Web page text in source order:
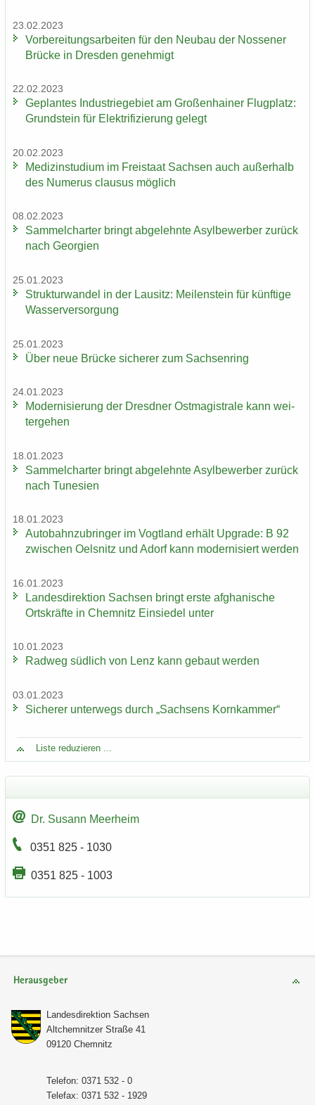
23.02.2023
Vor­be­rei­tungs­ar­bei­ten für den Neu­bau der Nos­se­ner
Brü­cke in Dres­den ge­neh­migt
22.02.2023
Ge­plan­tes In­dus­trie­ge­biet am Gro­ßen­hai­ner Flug­platz:
Grund­stein für Elek­tri­fi­zie­rung ge­legt
20.02.2023
Me­di­zin­stu­di­um im Frei­staat Sach­sen auch au­ßer­halb
des Nu­me­rus clau­sus mög­lich
08.02.2023
Sam­mel­char­ter bringt ab­ge­lehn­te Asyl­be­wer­ber zu­rück
nach Ge­or­gi­en
25.01.2023
Struk­tur­wan­del in der Lau­sitz: Mei­len­stein für künf­ti­ge
Was­ser­ver­sor­gung
25.01.2023
Über neue Brü­cke si­che­rer zum Sach­sen­ring
24.01.2023
Mo­der­ni­sie­rung der Dresd­ner Ost­ma­gis­tra­le kann wei­
ter­ge­hen
18.01.2023
Sam­mel­char­ter bringt ab­ge­lehn­te Asyl­be­wer­ber zu­rück
nach Tu­ne­si­en
18.01.2023
Au­to­bahn­zu­brin­ger im Vogt­land er­hält Up­grade: B 92
zwi­schen Oels­nitz und Adorf kann mo­der­ni­siert wer­den
16.01.2023
Lan­des­di­rek­ti­on Sach­sen bringt erste af­gha­ni­sche
Orts­kräf­te in Chem­nitz Ein­sie­del unter
10.01.2023
Rad­weg süd­lich von Lenz kann ge­baut wer­den
03.01.2023
Si­che­rer un­ter­wegs durch „Sach­sens Korn­kam­mer“
Liste re­du­zie­ren ...
Dr. Su­sann Meer­heim
0351 825 - 1030
0351 825 - 1003
Herausgeber
Lan­des­di­rek­ti­on Sach­sen
Alt­chem­nit­zer Stra­ße 41
09120 Chem­nitz
Te­le­fon: 0371 532 - 0
Te­le­fax: 0371 532 - 1929